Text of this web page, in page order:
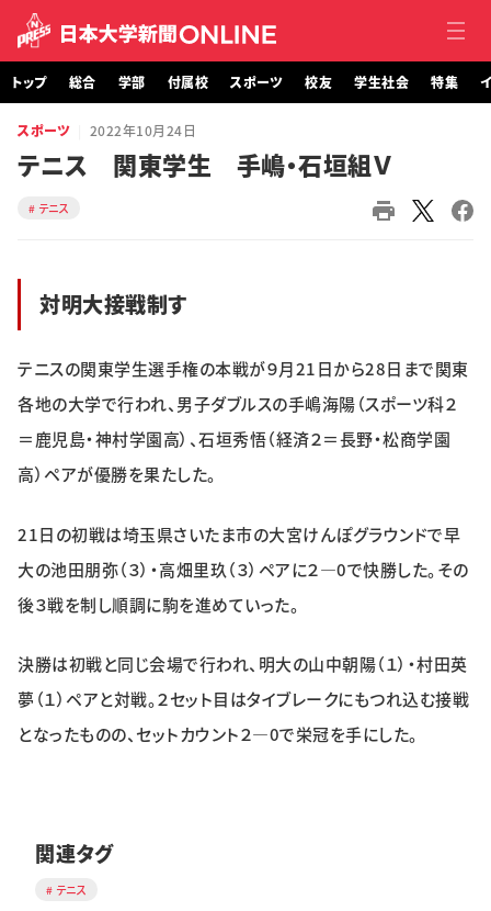
トップ
付属校
校友
学生社会
イベント
購読 日大文芸賞
学生記者募集 お問い合わせ
トップ 総合 学部 付属校 スポーツ 校友 学生社会 特集
スポーツ 2022年10月24日
テニス 関東学生 手嶋・石垣組Ｖ
テニス
対明大接戦制す
テニスの関東学生選手権の本戦が９月21日から28日まで関東
各地の大学で行われ、男子ダブルスの手嶋海陽（スポーツ科２
＝鹿児島・神村学園高）、石垣秀悟（経済２＝長野・松商学園
高）ペアが優勝を果たした。
21日の初戦は埼玉県さいたま市の大宮けんぽグラウンドで早
大の池田朋弥（３）・高畑里玖（３）ペアに２―0で快勝した。その
後３戦を制し順調に駒を進めていった。
決勝は初戦と同じ会場で行われ、明大の山中朝陽（１）・村田英
夢（１）ペアと対戦。２セット目はタイブレークにもつれ込む接戦
となったものの、セットカウント２―0で栄冠を手にした。
関連タグ
テニス